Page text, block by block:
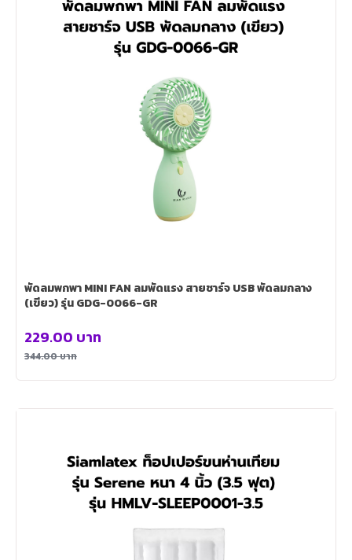
พัดลมพกพา MINI FAN ลมพัดแรง สายชาร์จ USB พัดลมกลาง
(เขียว) รุ่น GDG-0066-GR
344.00บาท
229.00 บาท